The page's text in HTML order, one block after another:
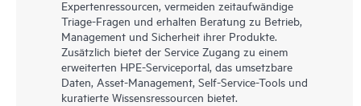
Expertenressourcen, vermeiden zeitaufwändige
Triage-Fragen und erhalten Beratung zu Betrieb,
Management und Sicherheit ihrer Produkte.
Zusätzlich bietet der Service Zugang zu einem
erweiterten HPE-Serviceportal, das umsetzbare
Daten, Asset-Management, Self-Service-Tools und
kuratierte Wissensressourcen bietet.